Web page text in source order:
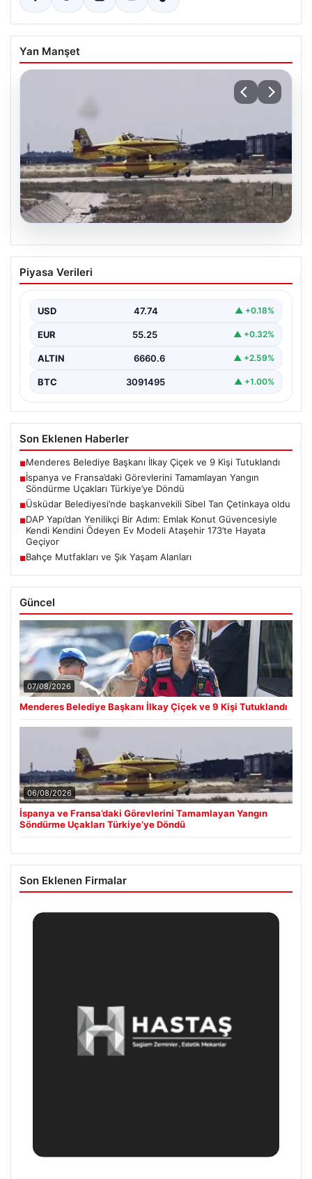
Yan Manşet
İspanya ve Fransa’daki Görevlerini
Tamamlayan Yangın Söndürme Uçakları
Orman Genel Müdürlüğü tarafından yapılan açıklamada,
büyük…
Piyasa Verileri
USD 47.74 ▲ +0.18%
EUR 55.25 ▲ +0.32%
ALTIN 6660.6 ▲ +2.59%
BTC 3091495 ▲ +1.00%
Son Eklenen Haberler
■Menderes Belediye Başkanı İlkay Çiçek ve 9 Kişi Tutuklandı
■İspanya ve Fransa’daki Görevlerini Tamamlayan Yangın
Söndürme Uçakları Türkiye’ye Döndü
■Üsküdar Belediyesi’nde başkanvekili Sibel Tan Çetinkaya oldu
■DAP Yapı’dan Yenilikçi Bir Adım: Emlak Konut Güvencesiyle
Kendi Kendini Ödeyen Ev Modeli Ataşehir 173’te Hayata
Geçiyor
■Bahçe Mutfakları ve Şık Yaşam Alanları
Güncel
07/08/2026
Menderes Belediye Başkanı İlkay Çiçek ve 9 Kişi Tutuklandı
06/08/2026
İspanya ve Fransa’daki Görevlerini Tamamlayan Yangın
Söndürme Uçakları Türkiye’ye Döndü
Son Eklenen Firmalar